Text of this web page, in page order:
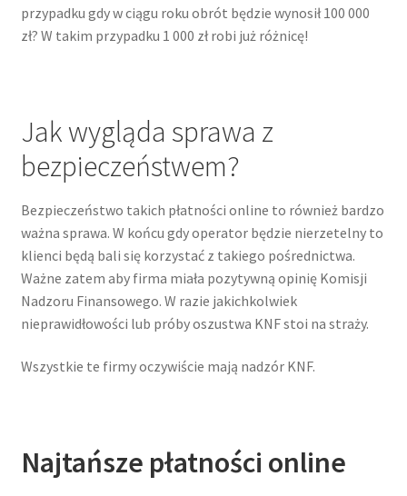
przypadku gdy w ciągu roku obrót będzie wynosił 100 000
zł? W takim przypadku 1 000 zł robi już różnicę!
Jak wygląda sprawa z
bezpieczeństwem?
Bezpieczeństwo takich płatności online to również bardzo
ważna sprawa. W końcu gdy operator będzie nierzetelny to
klienci będą bali się korzystać z takiego pośrednictwa.
Ważne zatem aby firma miała pozytywną opinię Komisji
Nadzoru Finansowego. W razie jakichkolwiek
nieprawidłowości lub próby oszustwa KNF stoi na straży.
Wszystkie te firmy oczywiście mają nadzór KNF.
Najtańsze płatności online